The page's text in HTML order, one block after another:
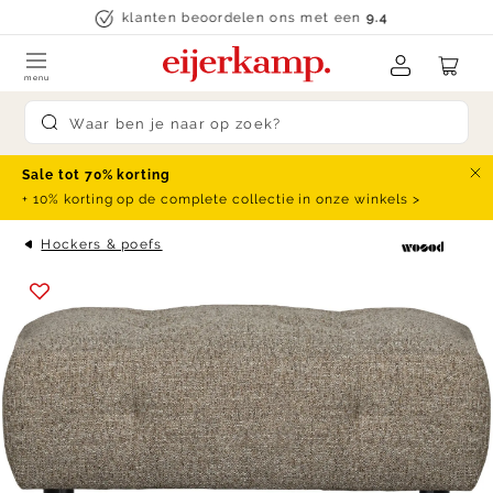
Skip to contentklanten beoordelen ons met een9.4
Submit search
menu
Sale tot 70% korting
+ 10% korting op de complete collectie in onze winkels >
Hockers & poefs